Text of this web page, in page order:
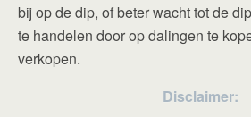
bij op de dip, of beter wacht tot de
te handelen door op dalingen te
verkopen.
Disclaimer: